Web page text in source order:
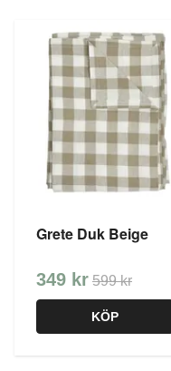
Grete Duk Beige
349 kr 599 kr
KÖP